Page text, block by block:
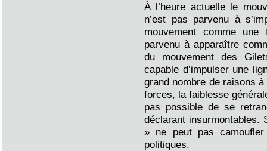
À l’heure actuelle le
n’est pas parvenu à
mouvement comme
parvenu à apparaître
du mouvement des
capable d’impulser une
grand nombre de raisons
forces, la faiblesse
pas possible de se
déclarant insurmontables.
» ne peut pas
politiques.